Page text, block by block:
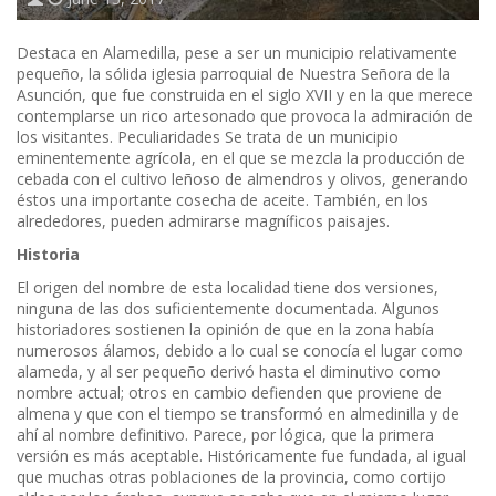
Destaca en Alamedilla, pese a ser un municipio relativamente
pequeño, la sólida iglesia parroquial de Nuestra Señora de la
Asunción, que fue construida en el siglo XVII y en la que merece
contemplarse un rico artesonado que provoca la admiración de
los visitantes. Peculiaridades Se trata de un municipio
eminentemente agrícola, en el que se mezcla la producción de
cebada con el cultivo leñoso de almendros y olivos, generando
éstos una importante cosecha de aceite. También, en los
alrededores, pueden admirarse magníficos paisajes.
Historia
El origen del nombre de esta localidad tiene dos versiones,
ninguna de las dos suficientemente documentada. Algunos
historiadores sostienen la opinión de que en la zona había
numerosos álamos, debido a lo cual se conocía el lugar como
alameda, y al ser pequeño derivó hasta el diminutivo como
nombre actual; otros en cambio defienden que proviene de
almena y que con el tiempo se transformó en almedinilla y de
ahí al nombre definitivo. Parece, por lógica, que la primera
versión es más aceptable. Históricamente fue fundada, al igual
que muchas otras poblaciones de la provincia, como cortijo